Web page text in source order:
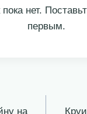
нет.
первым.
на